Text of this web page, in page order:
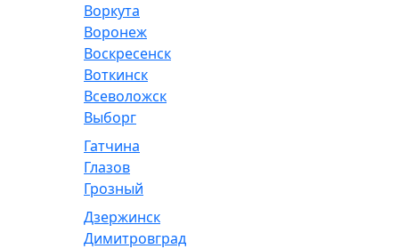
Воркута
Воронеж
Воскресенск
Воткинск
Всеволожск
Выборг
Гатчина
Глазов
Грозный
Дзержинск
Димитровград